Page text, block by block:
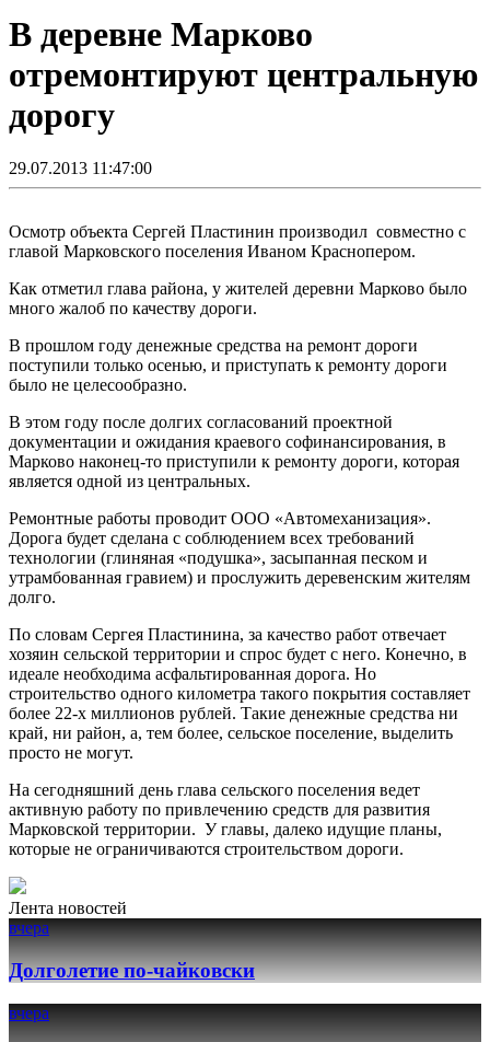
В деревне Марково
отремонтируют центральную
дорогу
29.07.2013 11:47:00
Осмотр объекта Сергей Пластинин производил совместно с
главой Марковского поселения Иваном Краснопером.
Как отметил глава района, у жителей деревни Марково было
много жалоб по качеству дороги.
В прошлом году денежные средства на ремонт дороги
поступили только осенью, и приступать к ремонту дороги
было не целесообразно.
В этом году после долгих согласований проектной
документации и ожидания краевого софинансирования, в
Марково наконец-то приступили к ремонту дороги, которая
является одной из центральных.
Ремонтные работы проводит ООО «Автомеханизация».
Дорога будет сделана с соблюдением всех требований
технологии (глиняная «подушка», засыпанная песком и
утрамбованная гравием) и прослужить деревенским жителям
долго.
По словам Сергея Пластинина, за качество работ отвечает
хозяин сельской территории и спрос будет с него. Конечно, в
идеале необходима асфальтированная дорога. Но
строительство одного километра такого покрытия составляет
более 22-х миллионов рублей. Такие денежные средства ни
край, ни район, а, тем более, сельское поселение, выделить
просто не могут.
На сегодняшний день глава сельского поселения ведет
активную работу по привлечению средств для развития
Марковской территории. У главы, далеко идущие планы,
которые не ограничиваются строительством дороги.
Лента новостей
вчера
Долголетие по-чайковски
вчера